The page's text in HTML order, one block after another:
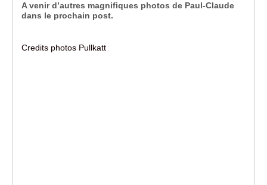
A venir d’autres magnifiques photos de Paul-Claude
dans le prochain post.
Credits photos Pullkatt